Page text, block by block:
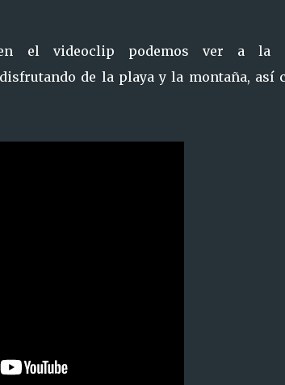
el videoclip podemos ver a la
de la playa y la montaña, así